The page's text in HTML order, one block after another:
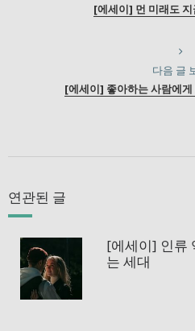
[에세이] 먼 미래도
다음 글
[에세이] 좋아하는 사람에
연관된 글
[에세이] 인류
는 세대